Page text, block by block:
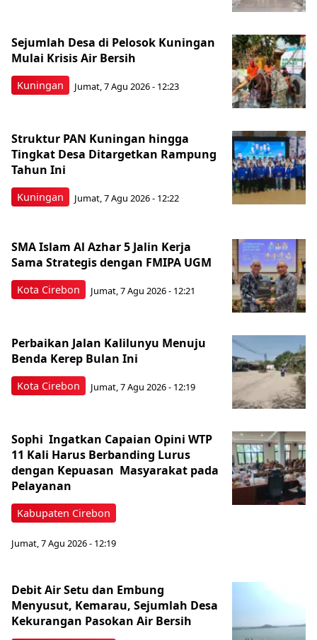
Kuningan
Sejumlah Desa di Pelosok Kuningan
Mulai Krisis Air Bersih
Jumat, 7 Agu 2026 - 12:23
Kuningan
Struktur PAN Kuningan hingga
Tingkat Desa Ditargetkan Rampung
Tahun Ini
Jumat, 7 Agu 2026 - 12:22
Kota Cirebon
SMA Islam Al Azhar 5 Jalin Kerja
Sama Strategis dengan FMIPA UGM
Jumat, 7 Agu 2026 - 12:21
Kota Cirebon
Perbaikan Jalan Kalilunyu Menuju
Benda Kerep Bulan Ini
Jumat, 7 Agu 2026 - 12:19
Kabupaten Cirebon
Sophi Ingatkan Capaian Opini WTP
11 Kali Harus Berbanding Lurus
dengan Kepuasan Masyarakat pada
Pelayanan
Jumat, 7 Agu 2026 - 12:19
Debit Air Setu dan Embung
Menyusut, Kemarau, Sejumlah Desa
Kekurangan Pasokan Air Bersih